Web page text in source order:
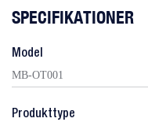
SPECIFIKATIONER
Model
MB-OT001
Produkttype